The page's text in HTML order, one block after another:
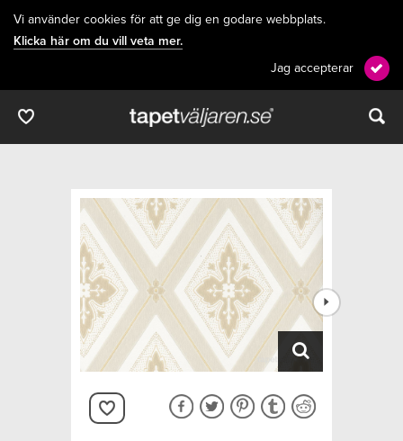
Vi använder cookies för att ge dig en godare webbplats.
Klicka här om du vill veta mer.
Jag accepterar